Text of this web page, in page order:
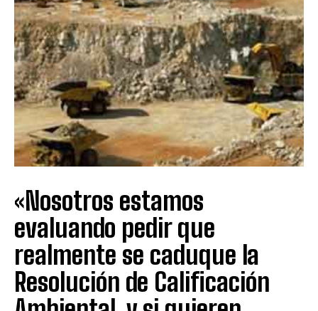
«Nosotros estamos
evaluando pedir que
realmente se caduque la
Resolución de Calificación